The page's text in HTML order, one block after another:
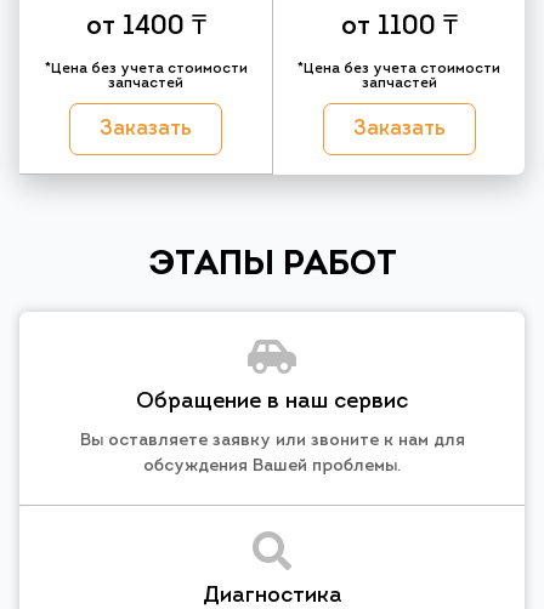
от 1400 ₸
*Цена без учета стоимости
запчастей
Заказать
от 1100 ₸
*Цена без учета стоимости
запчастей
Заказать
ЭТАПЫ РАБОТ
Обращение в наш сервис
Вы оставляете заявку или звоните к нам для
обсуждения Вашей проблемы.
Диагностика